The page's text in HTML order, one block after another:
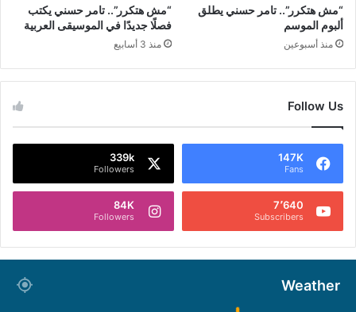
“مش هتكرر”.. تامر حسني يطلق
ألبوم الموسم
منذ أسبوعين
“مش هتكرر”.. تامر حسني يكتب
فصلًا جديدًا في الموسيقى العربية
منذ 3 أسابيع
Follow Us
147K
Fans
339k
Followers
7٬640
Subscribers
84K
Followers
Weather